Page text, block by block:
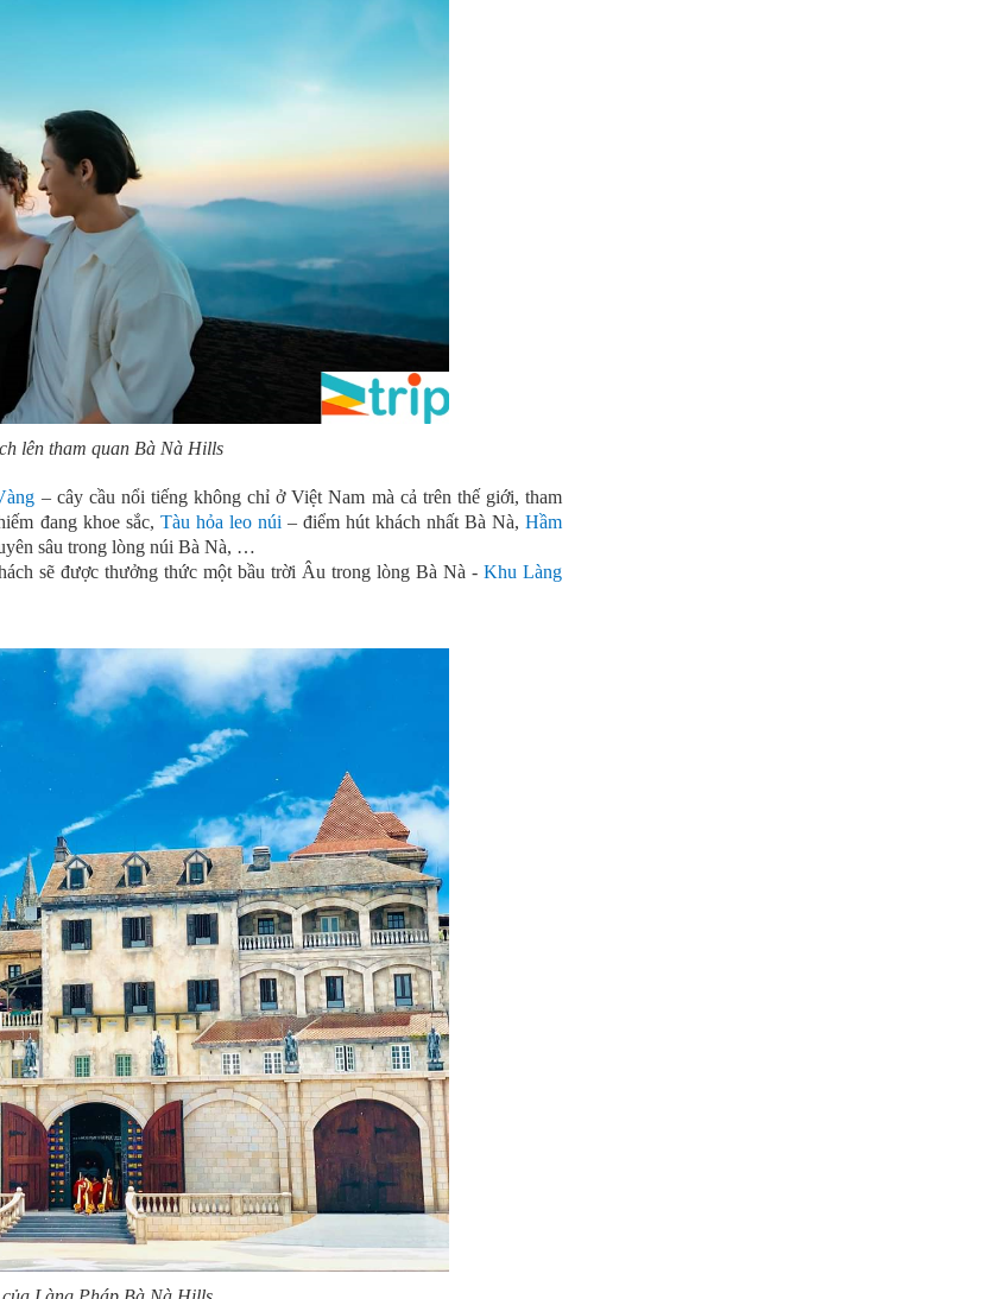
lên tham quan Bà Nà Hills
– cây cầu nổi tiếng không chỉ ở Việt Nam mà cả trên thế giới, tham
đang khoe sắc, Tàu hỏa leo núi – điểm hút khách nhất Bà Nà,Hầm
sâu trong lòng núi Bà Nà, …
sẽ được thưởng thức một bầu trời Âu trong lòng Bà Nà - Khu Làng